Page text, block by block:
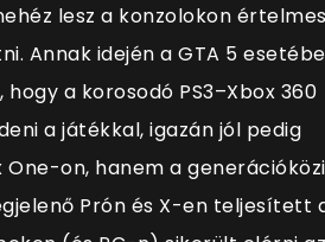
lesz a konzolokon
Annak idején a GTA 5
a korosodó PS3–Xbox 360
a játékkal, igazán jól pedig
One-on, hanem a generációközi
Prón és X-en teljesített